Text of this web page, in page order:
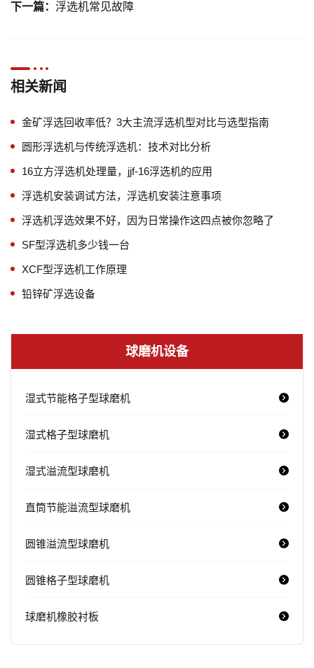
下一篇： 浮选机常见故障
相关新闻
金矿浮选回收率低？3大主流浮选机型对比与选型指南
圆形浮选机与传统浮选机：技术对比分析
16立方浮选机处理量，jjf-16浮选机的应用
浮选机安装调试方法，浮选机安装注意事项
浮选机浮选效果不好，因为日常操作这四点被你忽略了
SF型浮选机多少钱一台
XCF型浮选机工作原理
铅锌矿浮选设备
球磨机设备
湿式节能格子型球磨机
湿式格子型球磨机
湿式溢流型球磨机
直筒节能溢流型球磨机
圆锥溢流型球磨机
圆锥格子型球磨机
球磨机橡胶衬板